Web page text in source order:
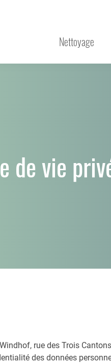
Nettoyage
de vie
rue des Trois
des données